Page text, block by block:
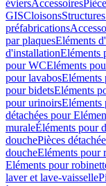
éviersAccessoires
GISCloisons
préfabrications
par plaquesEléments
d'installationEléments
pour WCEléments
pour lavabosEléments
pour bidetsEléments
pour urinoirsEléments
détachées pour
muraleÉléments pour
douchePièces
doucheEléments pour
Eléments pour
laver et lave-vaisselle